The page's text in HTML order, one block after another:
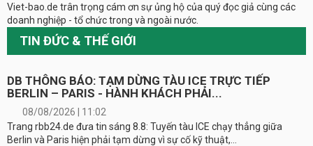
Viet-bao.de trân trọng cám ơn sự ủng hộ của quý đọc giả cùng các
doanh nghiệp - tổ chức trong và ngoài nước.
TIN ĐỨC & THẾ GIỚI
DB THÔNG BÁO: TẠM DỪNG TÀU ICE TRỰC TIẾP
BERLIN – PARIS - HÀNH KHÁCH PHẢI...
08/08/2026 | 11:02
Trang rbb24.de đưa tin sáng 8.8: Tuyến tàu ICE chạy thẳng giữa
Berlin và Paris hiện phải tạm dừng vì sự cố kỹ thuật,...